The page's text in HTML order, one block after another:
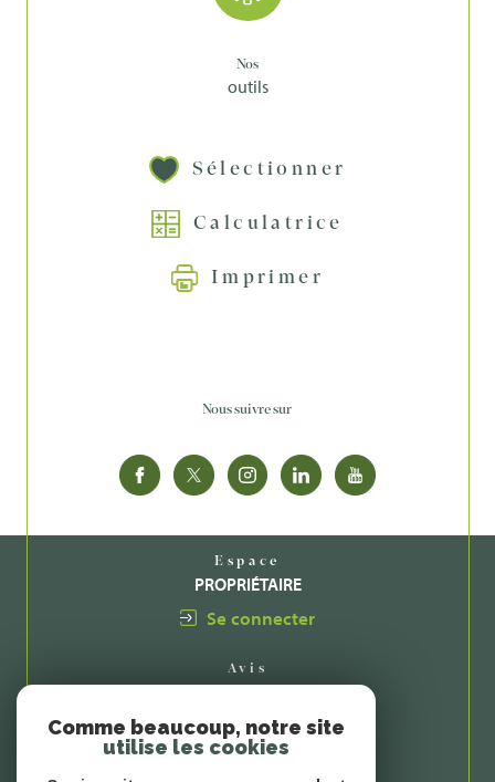
Nos
outils
Sélectionner
Calculatrice
Imprimer
Nous suivre sur
Espace
PROPRIÉTAIRE
Se connecter
Avis
CLIENTS
Comme beaucoup, notre site
utilise les cookies